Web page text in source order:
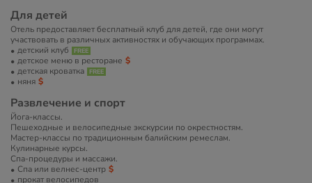
Для детей
Отель предоставляет бесплатный клуб для детей, где они могут
участвовать в различных активностях и обучающих программах.
детский клуб
детское меню в ресторане
детская кроватка
няня
Развлечение и спорт
Йога-классы.
Пешеходные и велосипедные экскурсии по окрестностям.
Мастер-классы по традиционным балийским ремеслам.
Кулинарные курсы.
Спа-процедуры и массажи.
Спа или велнес-центр
прокат велосипедов